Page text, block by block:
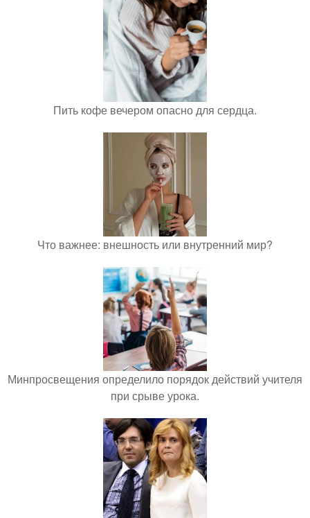
Пить кофе вечером опасно для сердца.
Что важнее: внешность или внутренний мир?
Минпросвещения определило порядок действий учителя
при срыве урока.